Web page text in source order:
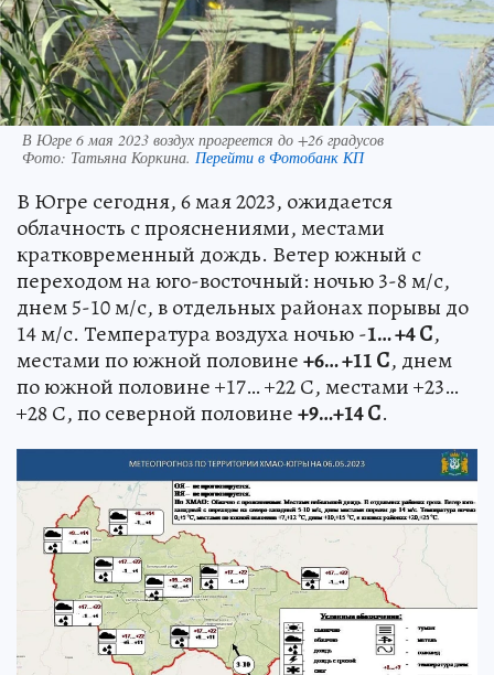
В Югре 6 мая 2023 воздух прогреется до +26 градусов
Фото: Татьяна Коркина. Перейти в Фотобанк КП
В Югре сегодня, 6 мая 2023, ожидается
облачность с прояснениями, местами
кратковременный дождь. Ветер южный с
переходом на юго-восточный: ночью 3-8 м/с,
днем 5-10 м/с, в отдельных районах порывы до
14 м/с. Температура воздуха ночью -1… +4 С,
местами по южной половине+6… +11 С, днем
по южной половине +17… +22 С, местами +23…
+28 С, по северной половине+9…+14 С.